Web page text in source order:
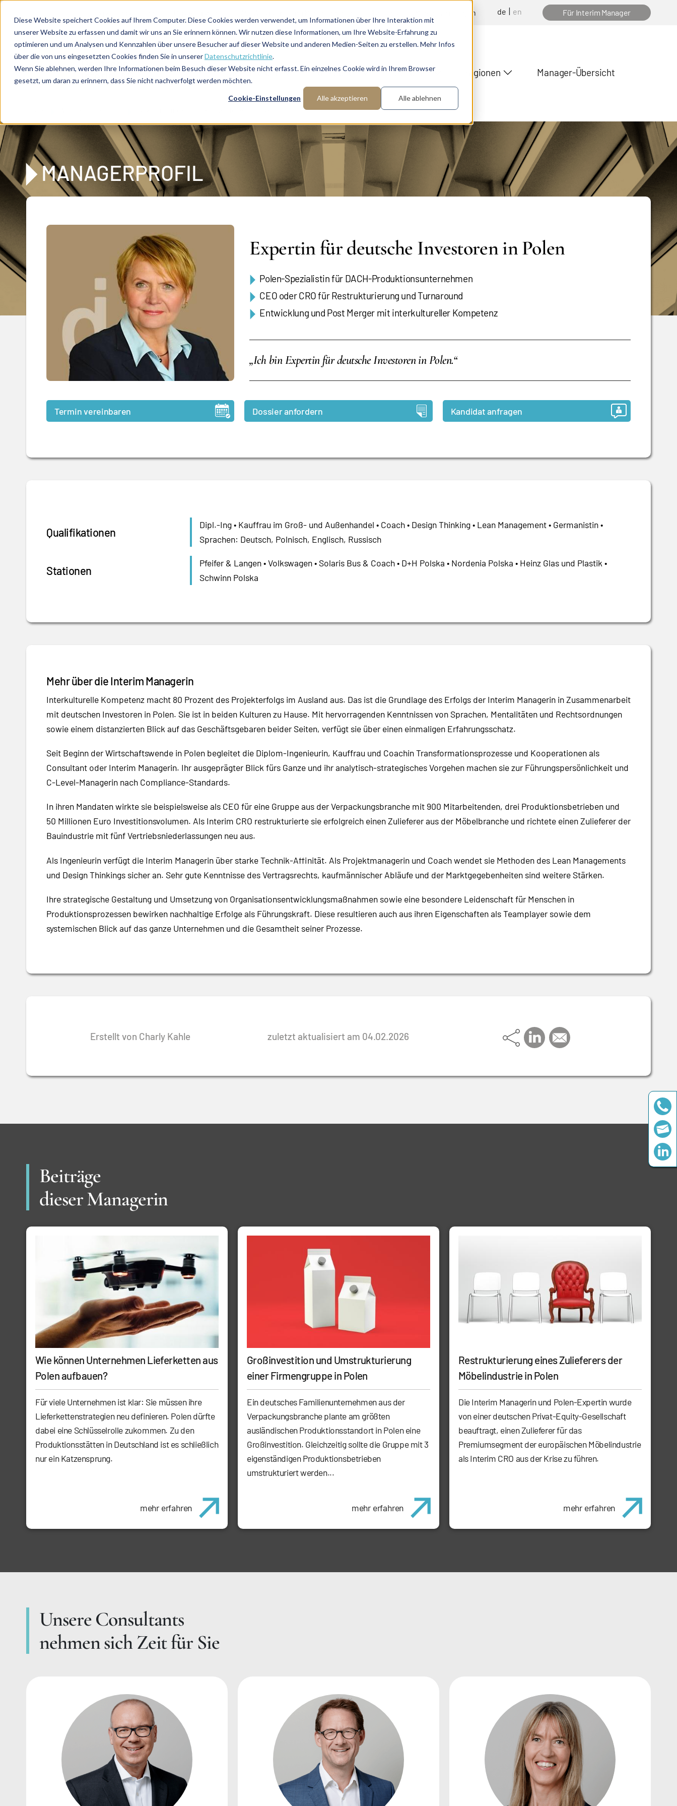
Diese Website speichert Cookies auf Ihrem Computer. Diese Cookies werden verwendet, um Informationen über Ihre Interaktion mit
unserer Website zu erfassen und damit wir uns an Sie erinnern können. Wir nutzen diese Informationen, um Ihre Website-Erfahrung zu
optimieren und um Analysen und Kennzahlen über unsere Besucher auf dieser Website und anderen Medien-Seiten zu erstellen. Mehr Infos
über die von uns eingesetzten Cookies finden Sie in unsererDatenschutzrichtlinie.
Wenn Sie ablehnen, werden Ihre Informationen beim Besuch dieser Website nicht erfasst. Ein einzelnes Cookie wird in Ihrem Browser
gesetzt, um daran zu erinnern, dass Sie nicht nachverfolgt werden möchten.
Cookie-Einstellungen Alle akzeptieren Alle ablehnen
Manager anfragen de en Für Interim Manager
Deutsche
InterimAG Fachbereiche Funktionen Branchen Regionen Manager-Übersicht
MANAGERPROFIL
Expertin für deutsche Investoren in Polen
Polen-Spezialistin für DACH-Produktionsunternehmen
CEO oder CRO für Restrukturierung und Turnaround
Entwicklung und Post Merger mit interkultureller Kompetenz
„Ich bin Expertin für deutsche Investoren in Polen.“
Termin vereinbaren Dossier anfordern Kandidat anfragen
Qualifikationen
Dipl.-Ing • Kauffrau im Groß- und Außenhandel • Coach • Design Thinking • Lean Management • Germanistin •
Sprachen: Deutsch, Polnisch, Englisch, Russisch
Stationen
Pfeifer & Langen • Volkswagen • Solaris Bus & Coach • D+H Polska • Nordenia Polska • Heinz Glas und Plastik •
Schwinn Polska
Mehr über die Interim Managerin
Interkulturelle Kompetenz macht 80 Prozent des Projekterfolgs im Ausland aus. Das ist die Grundlage des Erfolgs der Interim Managerin in Zusammenarbeit
mit deutschen Investoren in Polen. Sie ist in beiden Kulturen zu Hause. Mit hervorragenden Kenntnissen von Sprachen, Mentalitäten und Rechtsordnungen
sowie einem distanzierten Blick auf das Geschäftsgebaren beider Seiten, verfügt sie über einen einmaligen Erfahrungsschatz.
Seit Beginn der Wirtschaftswende in Polen begleitet die Diplom-Ingenieurin, Kauffrau und Coachin Transformationsprozesse und Kooperationen als
Consultant oder Interim Managerin. Ihr ausgeprägter Blick fürs Ganze und ihr analytisch-strategisches Vorgehen machen sie zur Führungspersönlichkeit und
C-Level-Managerin nach Compliance-Standards.
In ihren Mandaten wirkte sie beispielsweise als CEO für eine Gruppe aus der Verpackungsbranche mit 900 Mitarbeitenden, drei Produktionsbetrieben und
50 Millionen Euro Investitionsvolumen. Als Interim CRO restrukturierte sie erfolgreich einen Zulieferer aus der Möbelbranche und richtete einen Zulieferer der
Bauindustrie mit fünf Vertriebsniederlassungen neu aus.
Als Ingenieurin verfügt die Interim Managerin über starke Technik-Affinität. Als Projektmanagerin und Coach wendet sie Methoden des Lean Managements
und Design Thinkings sicher an. Sehr gute Kenntnisse des Vertragsrechts, kaufmännischer Abläufe und der Marktgegebenheiten sind weitere Stärken.
Ihre strategische Gestaltung und Umsetzung von Organisationsentwicklungsmaßnahmen sowie eine besondere Leidenschaft für Menschen in
Produktionsprozessen bewirken nachhaltige Erfolge als Führungskraft. Diese resultieren auch aus ihren Eigenschaften als Teamplayer sowie dem
systemischen Blick auf das ganze Unternehmen und die Gesamtheit seiner Prozesse.
Erstellt von Charly Kahle zuletzt aktualisiert am 04.02.2026
Beiträge
dieser Managerin
Wie können Unternehmen Lieferketten aus
Polen aufbauen?
Für viele Unternehmen ist klar: Sie müssen ihre
Lieferkettenstrategien neu definieren. Polen dürfte
dabei eine Schlüsselrolle zukommen. Zu den
Produktionsstätten in Deutschland ist es schließlich
nur ein Katzensprung.
mehr erfahren
Großinvestition und Umstrukturierung
einer Firmengruppe in Polen
Ein deutsches Familienunternehmen aus der
Verpackungsbranche plante am größten
ausländischen Produktionsstandort in Polen eine
Großinvestition. Gleichzeitig sollte die Gruppe mit 3
eigenständigen Produktionsbetrieben
umstrukturiert werden...
mehr erfahren
Restrukturierung eines Zulieferers der
Möbelindustrie in Polen
Die Interim Managerin und Polen-Expertin wurde
von einer deutschen Privat-Equity-Gesellschaft
beauftragt, einen Zulieferer für das
Premiumsegment der europäischen Möbelindustrie
als Interim CRO aus der Krise zu führen.
mehr erfahren
Unsere Consultants
nehmen sich Zeit für Sie